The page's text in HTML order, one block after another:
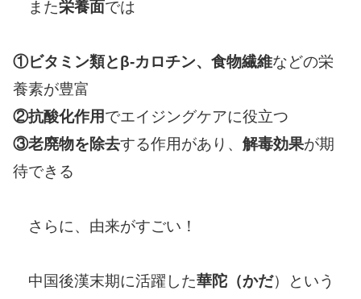
また栄養面では
①ビタミン類とβ-カロチン、食物繊維などの栄
養素が豊富
②抗酸化作用でエイジングケアに役立つ
③老廃物を除去する作用があり、 解毒効果が期
待できる
さらに、由来がすごい！
中国後漢末期に活躍した華陀（かだ）という